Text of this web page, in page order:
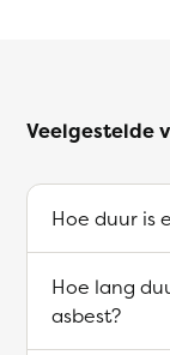
Veelgestelde
Hoe duur is
Hoe lang
asbest?